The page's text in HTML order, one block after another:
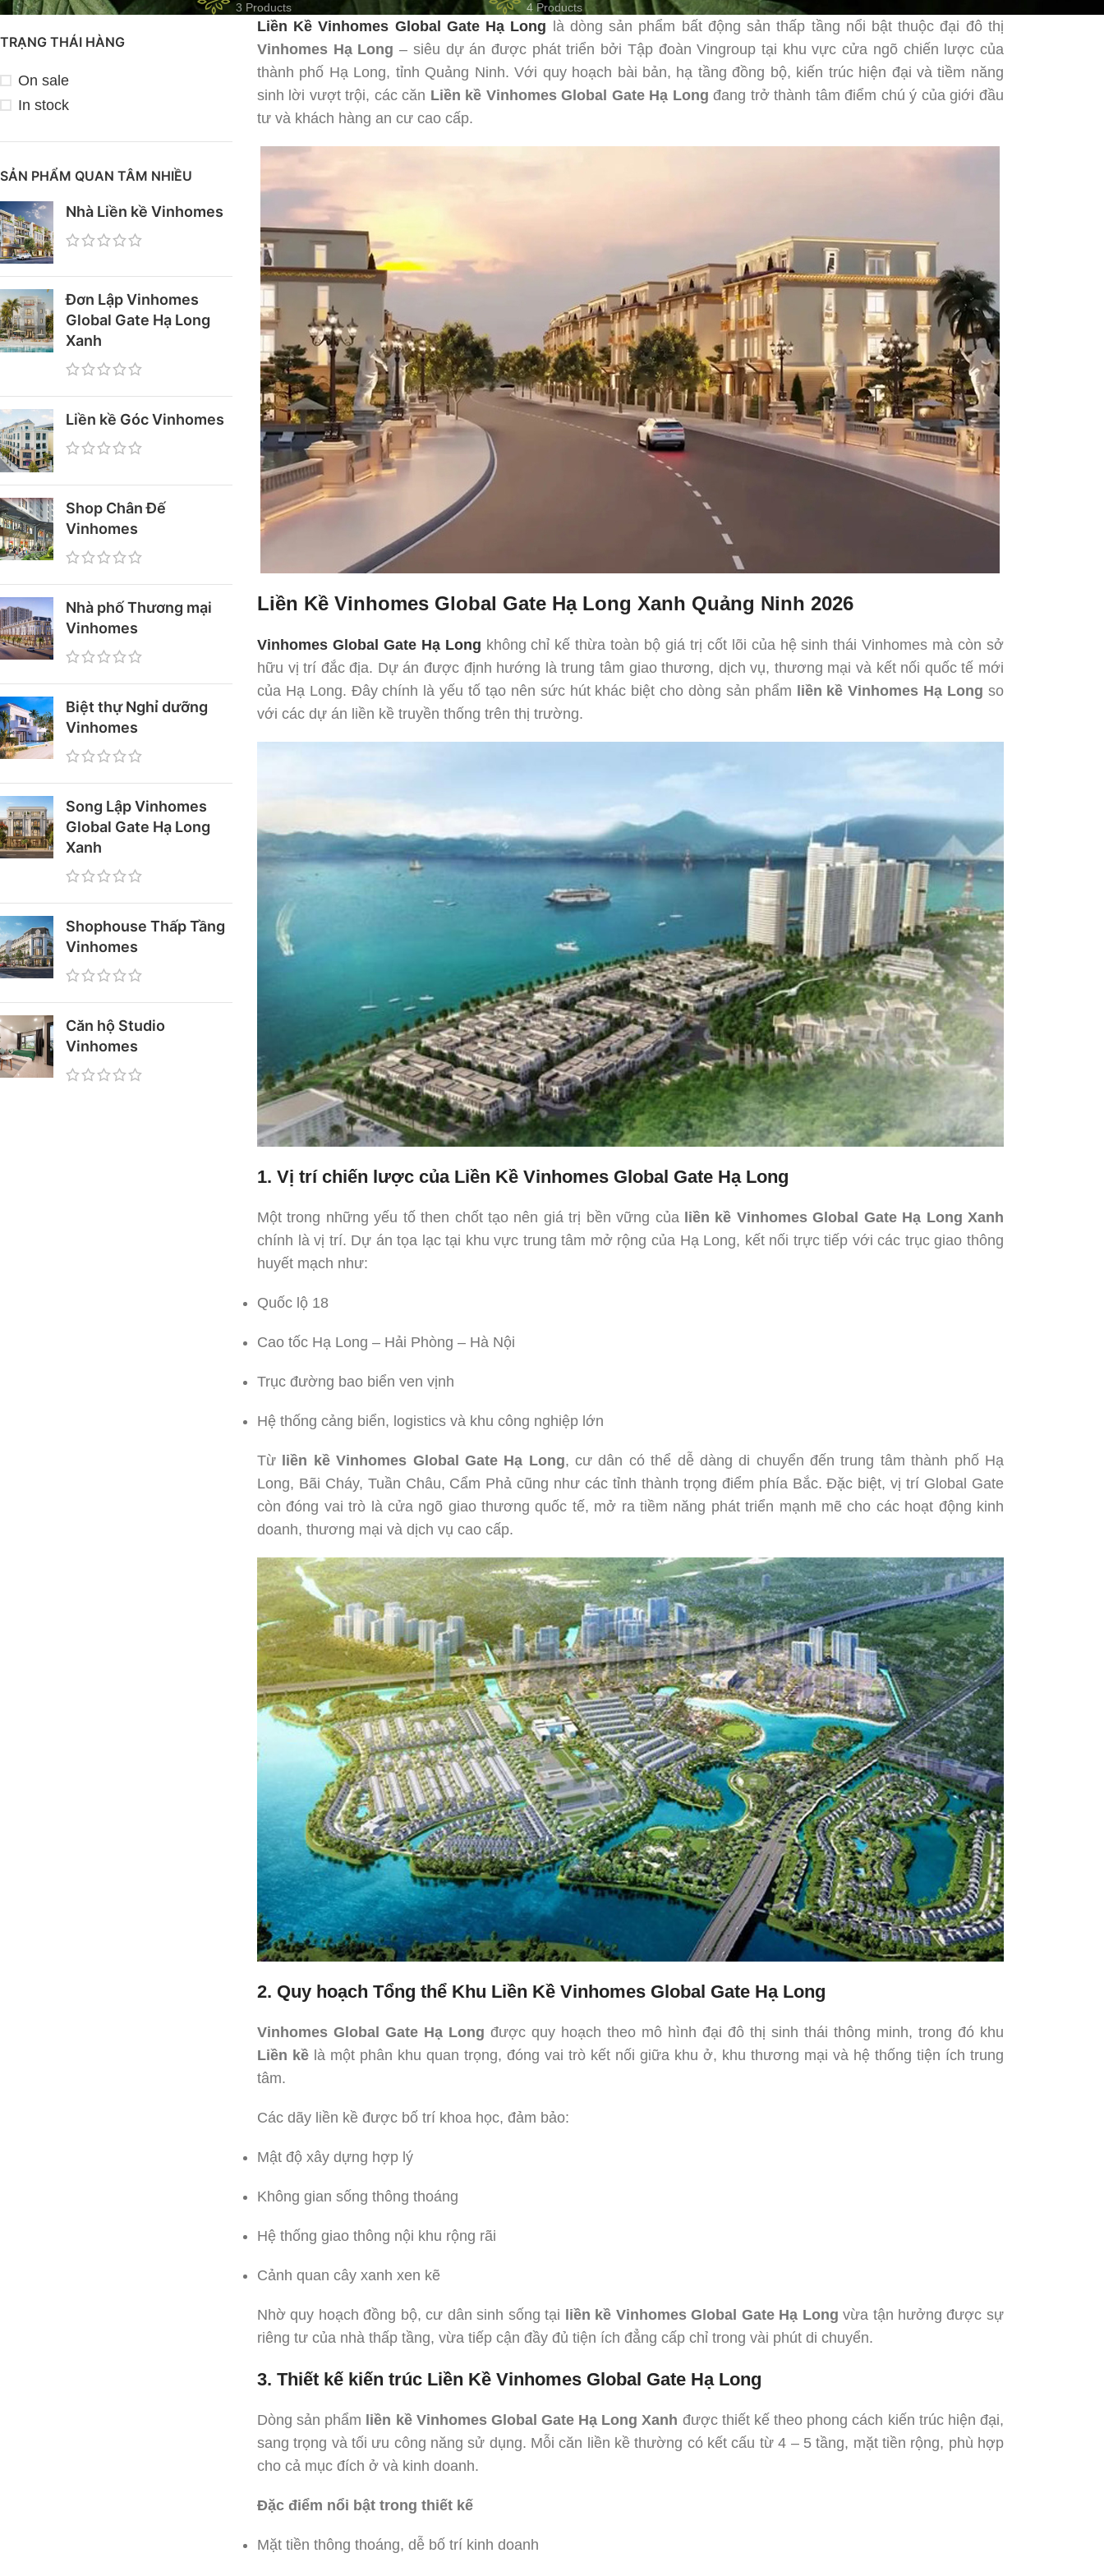
3 Products
4 Products
TRẠNG THÁI HÀNG
On sale
In stock
SẢN PHẨM QUAN TÂM NHIỀU
Nhà Liền kề Vinhomes
Đơn Lập Vinhomes
Global Gate Hạ Long
Xanh
Liền kề Góc Vinhomes
Shop Chân Đế
Vinhomes
Nhà phố Thương mại
Vinhomes
Biệt thự Nghỉ dưỡng
Vinhomes
Song Lập Vinhomes
Global Gate Hạ Long
Xanh
Shophouse Thấp Tầng
Vinhomes
Căn hộ Studio
Vinhomes
Liền Kề Vinhomes Global Gate Hạ Long là dòng sản phẩm bất động sản thấp tầng nổi bật thuộc đại đô thị
Vinhomes Hạ Long – siêu dự án được phát triển bởi Tập đoàn Vingroup tại khu vực cửa ngõ chiến lược của
thành phố Hạ Long, tỉnh Quảng Ninh. Với quy hoạch bài bản, hạ tầng đồng bộ, kiến trúc hiện đại và tiềm năng
sinh lời vượt trội, các căn Liền kề Vinhomes Global Gate Hạ Long đang trở thành tâm điểm chú ý của giới đầu
tư và khách hàng an cư cao cấp.
Liền Kề Vinhomes Global Gate Hạ Long Xanh Quảng Ninh 2026
Vinhomes Global Gate Hạ Long không chỉ kế thừa toàn bộ giá trị cốt lõi của hệ sinh thái Vinhomes mà còn sở
hữu vị trí đắc địa. Dự án được định hướng là trung tâm giao thương, dịch vụ, thương mại và kết nối quốc tế mới
của Hạ Long. Đây chính là yếu tố tạo nên sức hút khác biệt cho dòng sản phẩm
liền kề Vinhomes Hạ Long so
với các dự án liền kề truyền thống trên thị trường.
1. Vị trí chiến lược của Liền Kề Vinhomes Global Gate Hạ Long
Một trong những yếu tố then chốt tạo nên giá trị bền vững của liền kề Vinhomes Global Gate Hạ Long Xanh
chính là vị trí. Dự án tọa lạc tại khu vực trung tâm mở rộng của Hạ Long, kết nối trực tiếp với các trục giao thông
huyết mạch như:
Quốc lộ 18
Cao tốc Hạ Long – Hải Phòng – Hà Nội
Trục đường bao biển ven vịnh
Hệ thống cảng biển, logistics và khu công nghiệp lớn
Từ liền kề Vinhomes Global Gate Hạ Long, cư dân có thể dễ dàng di chuyển đến trung tâm thành phố Hạ
Long, Bãi Cháy, Tuần Châu, Cẩm Phả cũng như các tỉnh thành trọng điểm phía Bắc. Đặc biệt, vị trí Global Gate
còn đóng vai trò là cửa ngõ giao thương quốc tế, mở ra tiềm năng phát triển mạnh mẽ cho các hoạt động kinh
doanh, thương mại và dịch vụ cao cấp.
2. Quy hoạch Tổng thể Khu Liền Kề Vinhomes Global Gate Hạ Long
Vinhomes Global Gate Hạ Long được quy hoạch theo mô hình đại đô thị sinh thái thông minh, trong đó khu
Liền kềlà một phân khu quan trọng, đóng vai trò kết nối giữa khu ở, khu thương mại và hệ thống tiện ích trung
tâm.
Các dãy liền kề được bố trí khoa học, đảm bảo:
Mật độ xây dựng hợp lý
Không gian sống thông thoáng
Hệ thống giao thông nội khu rộng rãi
Cảnh quan cây xanh xen kẽ
Nhờ quy hoạch đồng bộ, cư dân sinh sống tại liền kề Vinhomes Global Gate Hạ Long vừa tận hưởng được sự
riêng tư của nhà thấp tầng, vừa tiếp cận đầy đủ tiện ích đẳng cấp chỉ trong vài phút di chuyển.
3. Thiết kế kiến trúc Liền Kề Vinhomes Global Gate Hạ Long
Dòng sản phẩm liền kề Vinhomes Global Gate Hạ Long Xanh được thiết kế theo phong cách kiến trúc hiện đại,
sang trọng và tối ưu công năng sử dụng. Mỗi căn liền kề thường có kết cấu từ 4 – 5 tầng, mặt tiền rộng, phù hợp
cho cả mục đích ở và kinh doanh.
Đặc điểm nổi bật trong thiết kế
Mặt tiền thông thoáng, dễ bố trí kinh doanh